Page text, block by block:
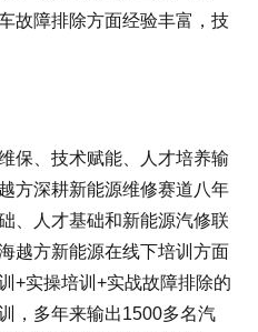
故障排除方面经验丰富，技
保、技术赋能、人才培养输
方深耕新能源维修赛道八年
、人才基础和新能源汽修联
越方新能源在线下培训方面
+实操培训+实战故障排除的
，多年来输出1500多名汽